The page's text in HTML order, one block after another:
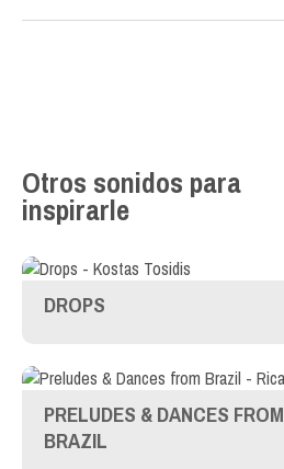
Otros sonidos para
inspirarle
DROPS
PRELUDES & DANCES FROM
BRAZIL